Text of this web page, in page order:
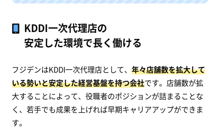
KDDI一次代理店の
安定した環境で長く働ける
フジデンはKDDI一次代理店として、 年々店舗数を拡大して
いる勢いと安定した経営基盤を持つ会社です。店舗数が拡
大することによって、役職者のポジションが詰まることな
く、若手でも成果を上げれば早期キャリアアップができま
す。